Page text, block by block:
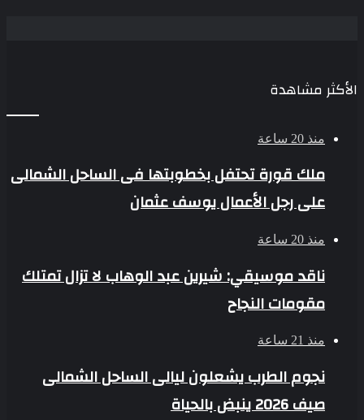
الأكثر مشاهدة
منذ 20 ساعة
ملك قورة تحتفل بخطوبتها فى الساحل الشمالى
على رجل الأعمال يوسف عثمان
منذ 20 ساعة
ناقد موسيقي: شيرين عبد الوهاب لا تزال تمتلك
مقومات النجاح
منذ 21 ساعة
نجوم الطرب يشعلون ليالى الساحل الشمالى
صيف 2026 ينبض بالحياة